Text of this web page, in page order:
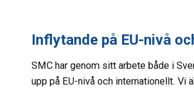
Inflytande på EU-nivå
SMC har genom sitt arbete både i
upp på EU-nivå och internationellt. Vi